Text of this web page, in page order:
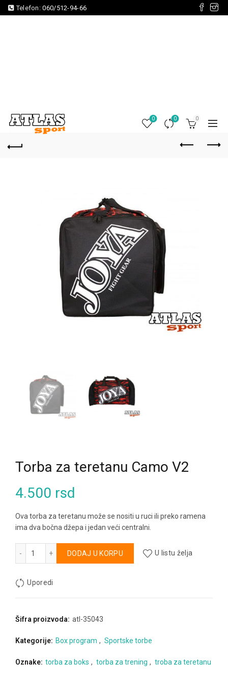
Telefon:060/512-94-66
0 0 0
Torba za teretanu Camo V2
4.500 rsd
Ova torba za teretanu može se nositi u ruci ili preko ramena
ima dva bočna džepa i jedan veći centralni.
Torba za teretanu Camo V2 količina
DODAJ U KORPU
Alternative:
U listu želja
Uporedi
Šifra proizvoda: atl-35043
Kategorije: Box program , Sportske torbe
Oznake: torba za boks , torba za trening , troba za teretanu